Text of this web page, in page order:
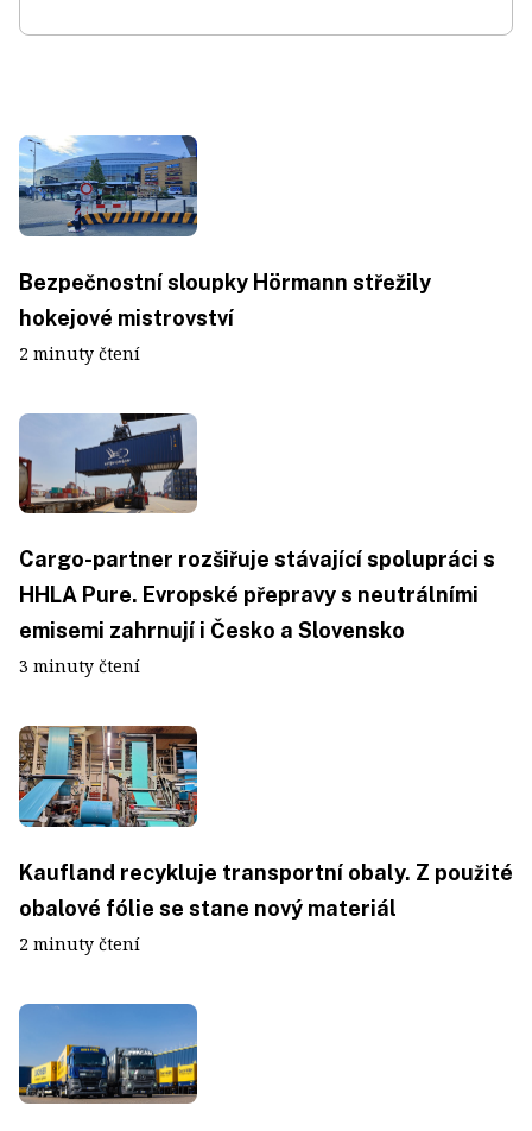
Bezpečnostní sloupky Hörmann střežily
hokejové mistrovství
2 minuty čtení
Cargo-partner rozšiřuje stávající spolupráci s
HHLA Pure. Evropské přepravy s neutrálními
emisemi zahrnují i Česko a Slovensko
3 minuty čtení
Kaufland recykluje transportní obaly. Z použité
obalové fólie se stane nový materiál
2 minuty čtení